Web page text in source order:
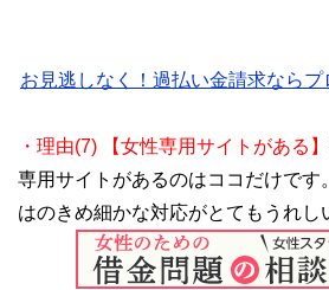
お見逃しなく！過払い金請求なら
・理由(7) 【女性専用サイトがある】
専用サイトがあるのはココだけです
はのきめ細かな対応がとてもうれし